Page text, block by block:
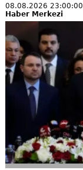
08.08.2026 23:00:00
Haber Merkezi